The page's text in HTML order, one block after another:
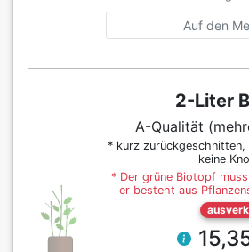
Auf den
2-Liter
A-Qualität
* kurz zurückgeschnitten,
keine
* Der grüne Biotopf
er besteht aus